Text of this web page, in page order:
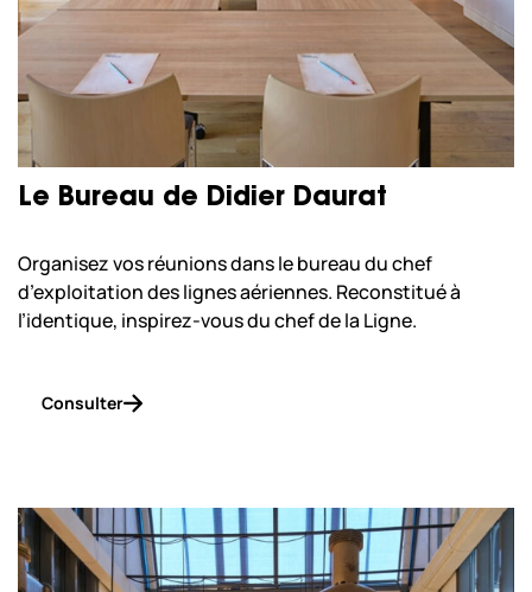
Le Bureau de Didier Daurat
Organisez vos réunions dans le bureau du chef
d’exploitation des lignes aériennes. Reconstitué à
l’identique, inspirez-vous du chef de la Ligne.
Consulter